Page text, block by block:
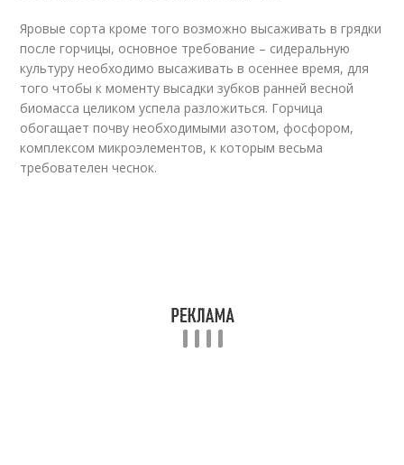
Яровые сорта кроме того возможно высаживать в грядки
после горчицы, основное требование – сидеральную
культуру необходимо высаживать в осеннее время, для
того чтобы к моменту высадки зубков ранней весной
биомасса целиком успела разложиться. Горчица
обогащает почву необходимыми азотом, фосфором,
комплексом микроэлементов, к которым весьма
требователен чеснок.